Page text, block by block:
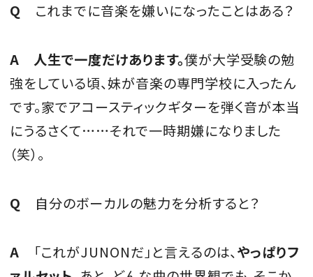
Q これまでに音楽を嫌いになったことはある？
A 人生で一度だけあります。僕が大学受験の勉
強をしている頃、妹が音楽の専門学校に入ったん
です。家でアコースティックギターを弾く音が本当
にうるさくて……それで一時期嫌になりました
（笑）。
Q 自分のボーカルの魅力を分析すると？
A 「これがJUNONだ」と言えるのは、やっぱりフ